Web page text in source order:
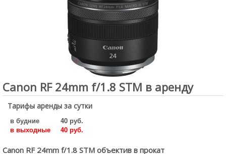
Canon RF 24mm f/1.8 STM в аренду
Тарифы аренды за сутки
в будние
40 руб.
в выходные
40 руб.
Canon RF 24mm f/1.8 STM объектив в прокат